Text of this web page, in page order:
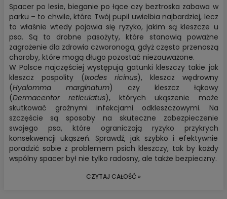
Spacer po lesie, bieganie po łące czy beztroska zabawa w
parku – to chwile, które Twój pupil uwielbia najbardziej, lecz
to właśnie wtedy pojawia się ryzyko, jakim sąkleszcze u
psa. Są to drobne pasożyty, które stanowią poważne
zagrożenie dla zdrowia czworonoga, gdyż często przenoszą
choroby, które mogą długo pozostać niezauważone.
W Polsce najczęściej występują gatunki kleszczy takie jak
kleszcz pospolity (Ixodes ricinus), kleszcz wędrowny
(Hyalomma marginatum) czy kleszcz łąkowy
(Dermacentor reticulatus), których ukąszenie może
skutkować groźnymi infekcjami odkleszczowymi. Na
szczęście są sposoby na skuteczne zabezpieczenie
swojego psa, które ograniczają ryzyko przykrych
konsekwencji ukąszeń. Sprawdź, jak szybko i efektywnie
poradzić sobie z problemem psich kleszczy, tak by każdy
wspólny spacer był nie tylko radosny, ale także bezpieczny.
CZYTAJ CAŁOŚĆ »